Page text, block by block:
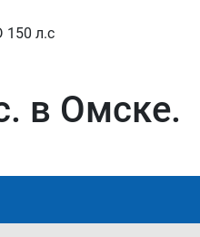
150 л.с
в Омске.